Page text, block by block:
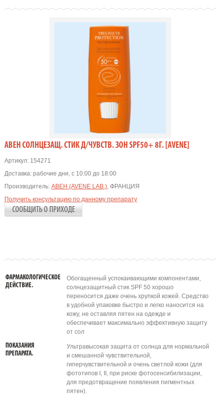
АВЕН СОЛНЦЕЗАЩ. СТИК Д/ЧУВСТВ. ЗОН SPF50+ 8Г. [AVENE]
Артикул:154271
Доставка: рабочие дни, с 10:00 до 18:00
Производитель: АВЕН (AVENE LAB.), ФРАНЦИЯ
Получить консультацию по данному препарату
СООБЩИТЬ О ПРИХОДЕ
ФАРМАКОЛОГИЧЕСКОЕ
ДЕЙСТВИЕ.
Обогащенный успокаивающими компонентами,
солнцезащитный стик SPF 50 хорошо
переносится даже очень хрупкой кожей. Средство
в удобной упаковке быстро и легко наносится на
кожу, не оставляя пятен на одежде и
обеспечивает максимально эффективную защиту
от сол
ПОКАЗАНИЯ
ПРЕПАРАТА.
Ультравысокая защита от солнца для нормальной
и смешанной чувствительной,
гиперчувствительной и очень светлой кожи (для
фототипов I, II, при риске фотосенсибилизации,
для предотвращение появления пигментных
пятен).